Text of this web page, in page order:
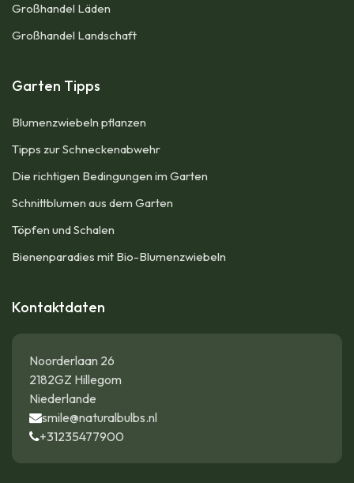
Großhandel Läden
Großhandel Landschaft
Garten Tipps
Blumenzwiebeln pflanzen
Tipps zur Schneckenabwehr
Die richtigen Bedingungen im Garten
Schnittblumen aus dem Garten
Töpfen und Schalen
Bienenparadies mit Bio-Blumenzwiebeln
Kontaktdaten
Noorderlaan 26
2182GZ Hillegom
Niederlande
smile@naturalbulbs.nl
+31235477900